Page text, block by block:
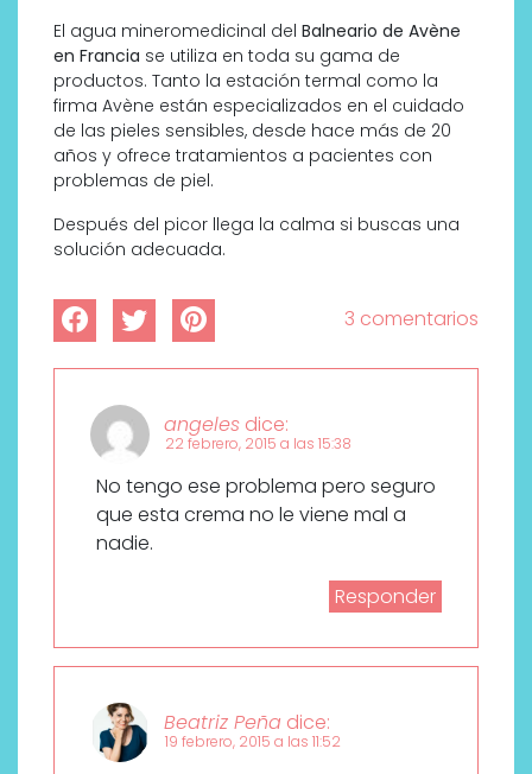
El agua mineromedicinal del Balneario de Avène
en Francia se utiliza en toda su gama de
productos. Tanto la estación termal como la
firma Avène están especializados en el cuidado
de las pieles sensibles, desde hace más de 20
años y ofrece tratamientos a pacientes con
problemas de piel.
Después del picor llega la calma si buscas una
solución adecuada.
3 comentarios
angeles dice:
22 febrero, 2015 a las 15:38
No tengo ese problema pero seguro
que esta crema no le viene mal a
nadie.
Responder
Beatriz Peña dice:
19 febrero, 2015 a las 11:52